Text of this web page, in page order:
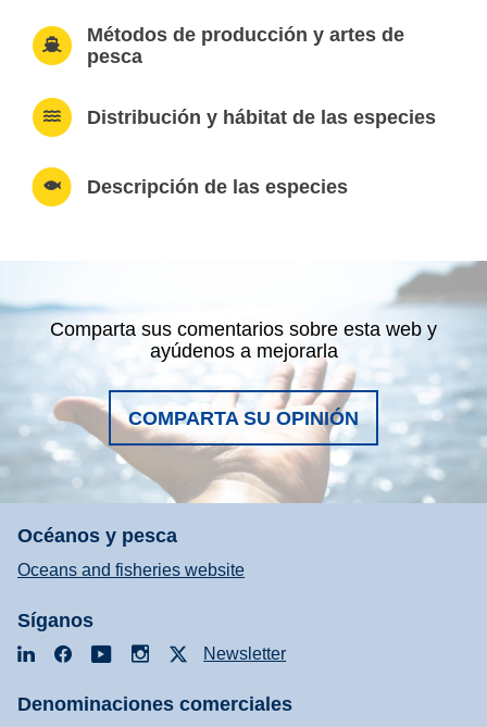
Métodos de producción y artes de
pesca
Distribución y hábitat de las especies
Descripción de las especies
Comparta sus comentarios sobre esta web y
ayúdenos a mejorarla
COMPARTA SU OPINIÓN
Océanos y pesca
Oceans and fisheries website
Síganos
LinkedInFacebookYouTubeInstagramNewsletter
Denominaciones comerciales